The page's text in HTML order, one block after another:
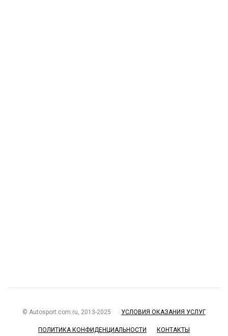
© Autosport.com.ru, 2013-2025 УСЛОВИЯ ОКАЗАНИЯ УСЛУГ
ПОЛИТИКА КОНФИДЕНЦИАЛЬНОСТИ КОНТАКТЫ